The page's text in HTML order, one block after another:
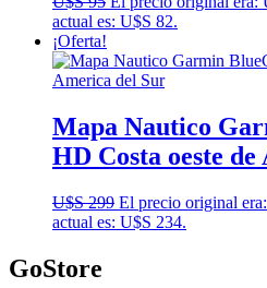
actual es: U$S 82.
¡Oferta!
Mapa Nautico
HD Costa oeste
U$S299 El precio original
actual es: U$S 234.
GoStore